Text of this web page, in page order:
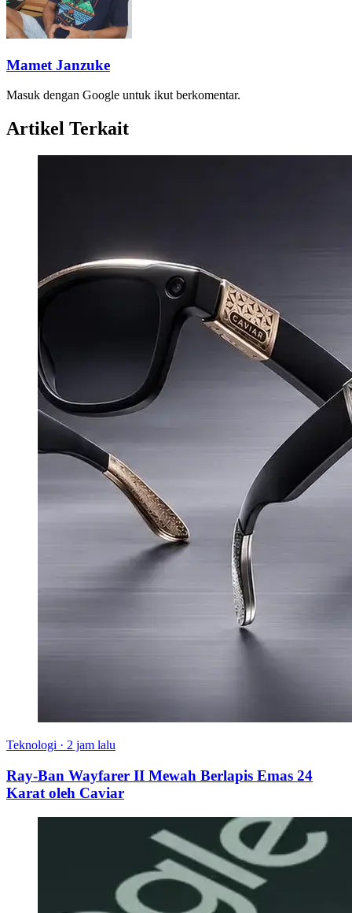
Mamet Janzuke
Masuk dengan Google untuk ikut berkomentar.
Artikel Terkait
Teknologi · 2 jam lalu
Ray-Ban Wayfarer II Mewah Berlapis Emas 24
Karat oleh Caviar